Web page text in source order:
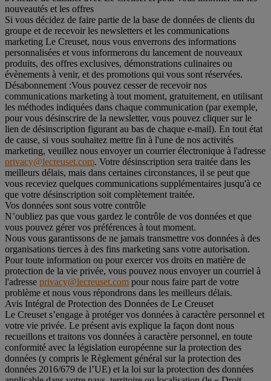
nouveautés et les offres
Si vous décidez de faire partie de la base de données de clients du
groupe et de recevoir les newsletters et les communications
marketing Le Creuset, nous vous enverrons des informations
personnalisées et vous informerons du lancement de nouveaux
produits, des offres exclusives, démonstrations culinaires ou
évènements à venir, et des promotions qui vous sont réservées.
Désabonnement :Vous pouvez cesser de recevoir nos
communications marketing à tout moment, gratuitement, en utilisant
les méthodes indiquées dans chaque communication (par exemple,
pour vous désinscrire de la newsletter, vous pouvez cliquer sur le
lien de désinscription figurant au bas de chaque e-mail). En tout état
de cause, si vous souhaitez mettre fin à l'une de nos activités
marketing, veuillez nous envoyer un courrier électronique à l'adresse
privacy@lecreuset.com. Votre désinscription sera traitée dans les
meilleurs délais, mais dans certaines circonstances, il se peut que
vous receviez quelques communications supplémentaires jusqu'à ce
que votre désinscription soit complètement traitée.
Vos données sont sous votre contrôle
N’oubliez pas que vous gardez le contrôle de vos données et que
vous pouvez gérer vos préférences à tout moment.
Nous vous garantissons de ne jamais transmettre vos données à des
organisations tierces à des fins marketing sans votre autorisation.
Pour toute information ou pour exercer vos droits en matière de
protection de la vie privée, vous pouvez nous envoyer un courriel à
l'adresse privacy@lecreuset.com pour nous faire part de votre
problème et nous vous répondrons dans les meilleurs délais.
Avis Intégral de Protection des Données de Le Creuset
Le Creuset s’engage à protéger vos données à caractère personnel et
votre vie privée. Le présent avis explique la façon dont nous
recueillons et traitons vos données à caractère personnel, en toute
conformité avec la législation européenne sur la protection des
données (y compris le Règlement général sur la protection des
données 2016/679 de l’UE) et la loi sur la protection des données